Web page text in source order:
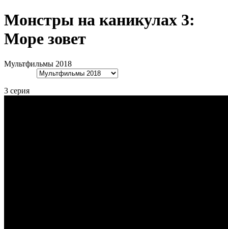
Монстры на каникулах 3:
Море зовет
Мультфильмы 2018
3 серия